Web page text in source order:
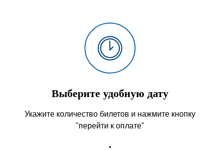
Выберите удобную дату
Укажите количество билетов и нажмите кнопку
"перейти к оплате"